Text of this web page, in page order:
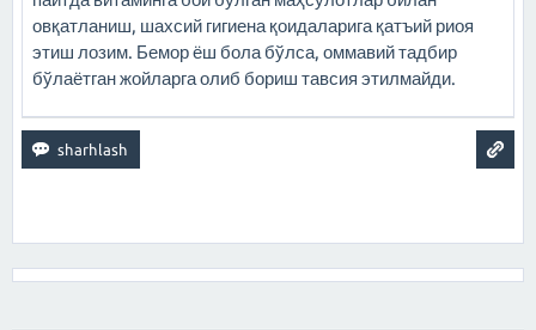
овқатланиш, шахсий гигиена қоидаларига қатъий риоя
этиш лозим. Бемор ёш бола бўлса, оммавий тадбир
бўлаётган жойларга олиб бориш тавсия этилмайди.